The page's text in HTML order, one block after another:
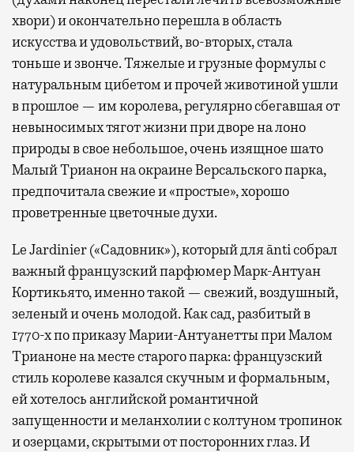
хвори) и окончательно перешла в область
искусства и удовольствий, во-вторых, стала
тоньше и звонче. Тяжелые и грузные формулы с
натуральным цибетом и прочей животиной ушли
в прошлое — им королева, регулярно cбегавшая от
невыносимых тягот жизни при дворе на лоно
природы в свое небольшое, очень изящное шато
Малый Трианон на окраине Версальского парка,
предпочитала свежие и «простые», хорошо
проветренные цветочные духи.
Le Jardinier («Садовник»), который для ānti собрал
важный французский парфюмер Марк-Антуан
Кортикьято, именно такой — свежий, воздушный,
зеленый и очень молодой. Как сад, разбитый в
1770-х по приказу Марии-Антуанетты при Малом
Трианоне на месте старого парка: французский
стиль королеве казался скучным и формальным,
ей хотелось английской романтичной
запущенности и меланхолии с колтуном тропинок
и озерцами, скрытыми от посторонних глаз. И